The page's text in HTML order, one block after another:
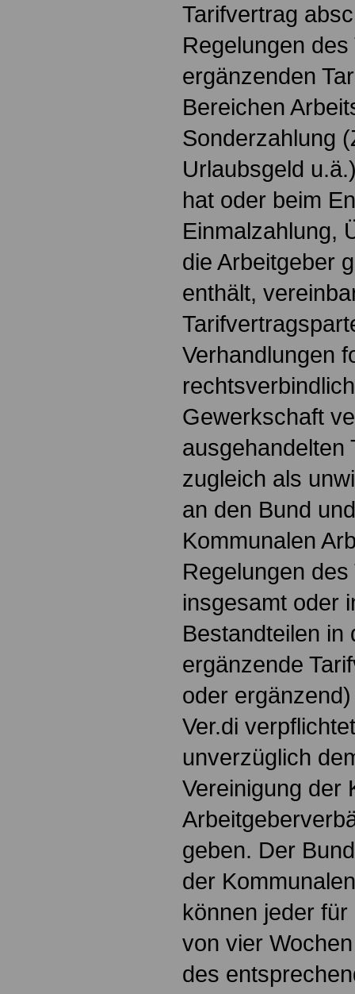
Tarifvertrag
Regelungen
ergänzenden
Bereichen
Sonderzahlung
Urlaubsgeld
hat oder beim
Einmalzahlung,
die Arbeitgeber
enthält,
Verhandlungen
Gewerkschaft
ausgehandelten
zugleich als
an den Bund
Kommunalen
Regelungen
insgesamt oder
Bestandteilen in
ergänzende
oder
Ver.di
unverzüglich
Vereinigung der
geben. Der
der
können jeder
von vier
des